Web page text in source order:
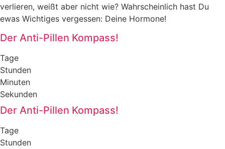
verlieren, weißt aber nicht wie? Wahrscheinlich hast Du
ewas Wichtiges vergessen: Deine Hormone!
Der Anti-Pillen Kompass!
Tage
Stunden
Minuten
Sekunden
Der Anti-Pillen Kompass!
Tage
Stunden